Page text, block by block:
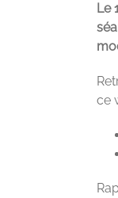
Le
ce